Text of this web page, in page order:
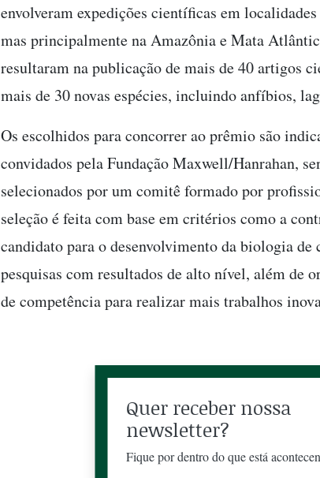
envolveram expedições científicas em
mas principalmente na Amazônia e Mata
resultaram na publicação de mais de 40 artigos
mais de 30 novas espécies, incluindo anfíbios,
Os escolhidos para concorrer ao prêmio são
convidados pela Fundação Maxwell/Hanrahan,
selecionados por um comitê formado por
seleção é feita com base em critérios como a
candidato para o desenvolvimento da biologia
pesquisas com resultados de alto nível, além de
de competência para realizar mais trabalhos
Quer receber nossa
newsletter?
Fique por dentro do que está